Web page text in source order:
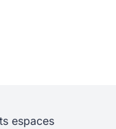
espaces